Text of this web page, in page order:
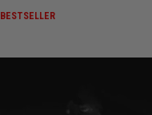
BESTSELLER